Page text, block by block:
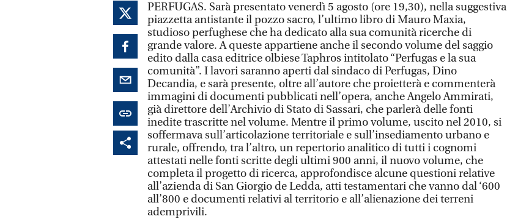
PERFUGAS. Sarà presentato venerdì 5 agosto (ore 19,30), nella suggestiva
piazzetta antistante il pozzo sacro, l’ultimo libro di Mauro Maxia,
studioso perfughese che ha dedicato alla sua comunità ricerche di
grande valore. A queste appartiene anche il secondo volume del saggio
edito dalla casa editrice olbiese Taphros intitolato “Perfugas e la sua
comunità”. I lavori saranno aperti dal sindaco di Perfugas, Dino
Decandia, e sarà presente, oltre all’autore che proietterà e commenterà
immagini di documenti pubblicati nell’opera, anche Angelo Ammirati,
già direttore dell’Archivio di Stato di Sassari, che parlerà delle fonti
inedite trascritte nel volume. Mentre il primo volume, uscito nel 2010, si
soffermava sull’articolazione territoriale e sull’insediamento urbano e
rurale, offrendo, tra l’altro, un repertorio analitico di tutti i cognomi
attestati nelle fonti scritte degli ultimi 900 anni, il nuovo volume, che
completa il progetto di ricerca, approfondisce alcune questioni relative
all’azienda di San Giorgio de Ledda, atti testamentari che vanno dal ‘600
all’800 e documenti relativi al territorio e all’alienazione dei terreni
ademprivili.